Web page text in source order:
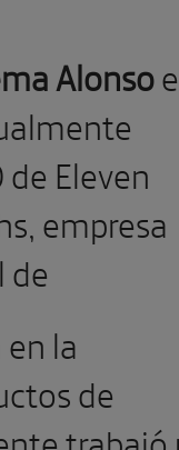
Alonso
de Eleven
empresa
de
la
de